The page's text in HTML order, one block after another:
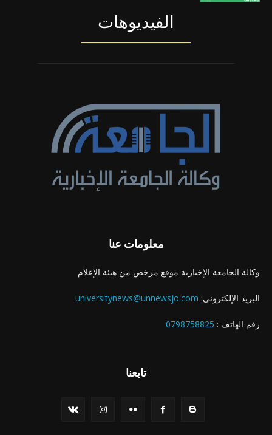
الفيديوهات
معلومات عنا
وكالة الجامعة الإخبارية موقع مرخص من هيئة الإعلام
البريد الإلكتروني: universitynews@unnewsjo.com
رقم الهاتف : 0798758825
تابعنا